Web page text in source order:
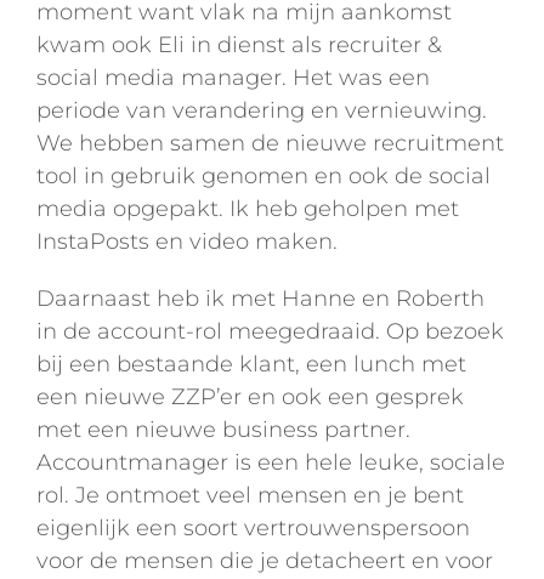
moment want vlak na mijn aankomst
kwam ook Eli in dienst als recruiter &
social media manager. Het was een
periode van verandering en vernieuwing.
We hebben samen de nieuwe recruitment
tool in gebruik genomen en ook de social
media opgepakt. Ik heb geholpen met
InstaPosts en video maken.
Daarnaast heb ik met Hanne en Roberth
in de account-rol meegedraaid. Op bezoek
bij een bestaande klant, een lunch met
een nieuwe ZZP’er en ook een gesprek
met een nieuwe business partner.
Accountmanager is een hele leuke, sociale
rol. Je ontmoet veel mensen en je bent
eigenlijk een soort vertrouwenspersoon
voor de mensen die je detacheert en voor